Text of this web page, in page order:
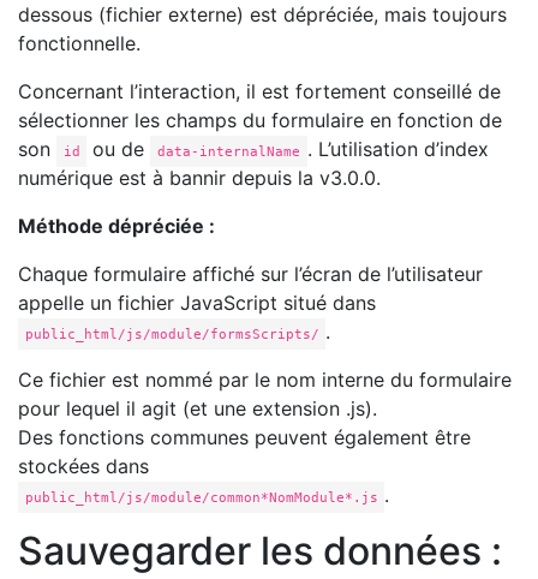
dessous (fichier externe) est dépréciée, mais toujours
fonctionnelle.
Concernant l’interaction, il est fortement conseillé de
sélectionner les champs du formulaire en fonction de
son
id ou de data-internalName . L’utilisation d’index
numérique est à bannir depuis la v3.0.0.
Méthode dépréciée :
Chaque formulaire affiché sur l’écran de l’utilisateur
appelle un fichier JavaScript situé dans
public_html/js/module/formsScripts/ .
Ce fichier est nommé par le nom interne du formulaire
pour lequel il agit (et une extension .js).
Des fonctions communes peuvent également être
stockées dans
public_html/js/module/common*NomModule*.js .
Sauvegarder les données :